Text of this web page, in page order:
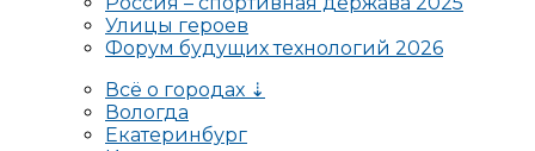
Улицы героев
Форум будущих технологий 2026
Всё о городах ⇣
Вологда
Екатеринбург